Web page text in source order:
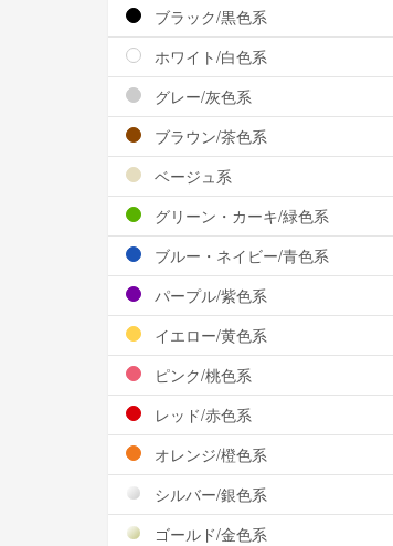
ブラック/黒色系
ホワイト/白色系
グレー/灰色系
ブラウン/茶色系
ベージュ系
グリーン・カーキ/緑色系
ブルー・ネイビー/青色系
パープル/紫色系
イエロー/黄色系
ピンク/桃色系
レッド/赤色系
オレンジ/橙色系
シルバー/銀色系
ゴールド/金色系